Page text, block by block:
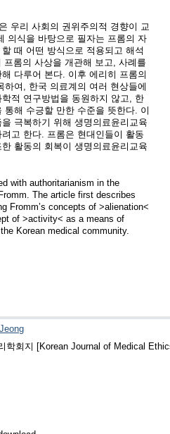
우리 사회의 권위주의적 경향이 교
의식을 바탕으로 필자는 프롬의 자
때 어떤 방식으로 적용되고 해석
롬의 사상을 개관해 보고, 사례를
다루어 본다. 이후 에리히 프롬의
여, 한국 의료계의 여러 현상들에
적 연구방법을 동원하지 않고, 한
해 수긍할 만한 수준을 뜻한다. 이
극복하기 위해 생명의료윤리교육
고 한다. 프롬은 현대인들이 활동
활동의 회복이 생명의료윤리교육
with authoritarianism in the
The article first describes
Fromm’s concepts of >alienation<
of >activity< as a means of
Korean medical community.
학회지 [Korean Journal of Medical